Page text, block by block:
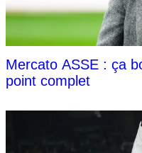
Mercato ASSE : ça
point complet